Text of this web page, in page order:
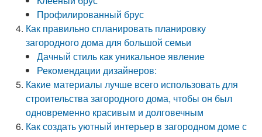
Профилированный брус
Как правильно спланировать планировку
загородного дома для большой семьи
Дачный стиль как уникальное явление
Рекомендации дизайнеров:
Какие материалы лучше всего использовать для
строительства загородного дома, чтобы он был
одновременно красивым и долговечным
Как создать уютный интерьер в загородном доме с